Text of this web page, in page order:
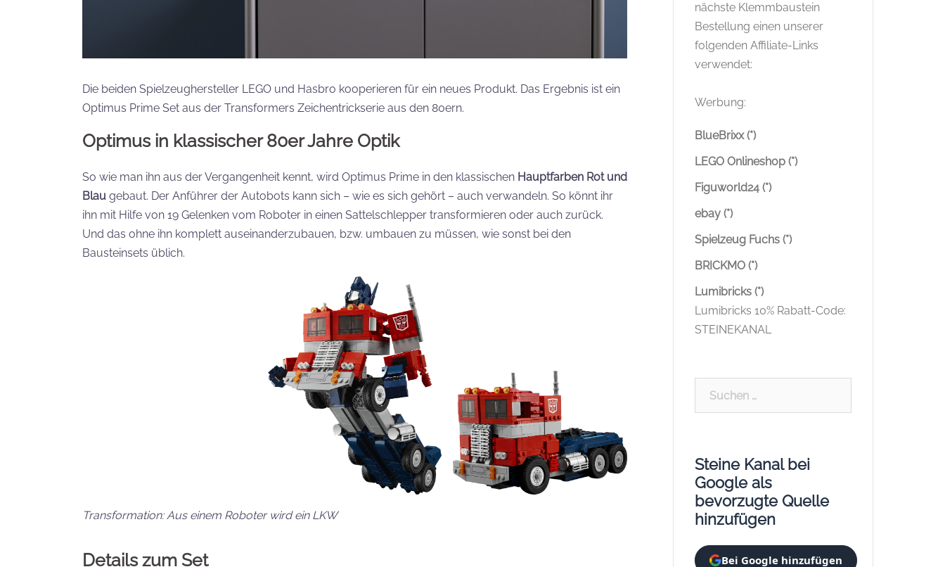
Die beiden Spielzeughersteller LEGO und Hasbro kooperieren für ein neues Produkt. Das Ergebnis ist ein
Optimus Prime Set aus der Transformers Zeichentrickserie aus den 80ern.
Optimus in klassischer 80er Jahre Optik
So wie man ihn aus der Vergangenheit kennt, wird Optimus Prime in den klassischen Hauptfarben Rot und
Blau gebaut. Der Anführer der Autobots kann sich – wie es sich gehört – auch verwandeln. So könnt ihr
ihn mit Hilfe von 19 Gelenken vom Roboter in einen Sattelschlepper transformieren oder auch zurück.
Und das ohne ihn komplett auseinanderzubauen, bzw. umbauen zu müssen, wie sonst bei den
Bausteinsets üblich.
Transformation: Aus einem Roboter wird ein LKW
Details zum Set
nächste Klemmbaustein
Bestellung einen unserer
folgenden Affiliate-Links
verwendet:
Werbung:
BlueBrixx (*)
LEGO Onlineshop (*)
Figuworld24 (*)
ebay (*)
Spielzeug Fuchs (*)
BRICKMO (*)
Lumibricks (*)
Lumibricks 10% Rabatt-Code:
STEINEKANAL
Steine Kanal bei
Google als
bevorzugte Quelle
hinzufügen
Bei Google hinzufügen